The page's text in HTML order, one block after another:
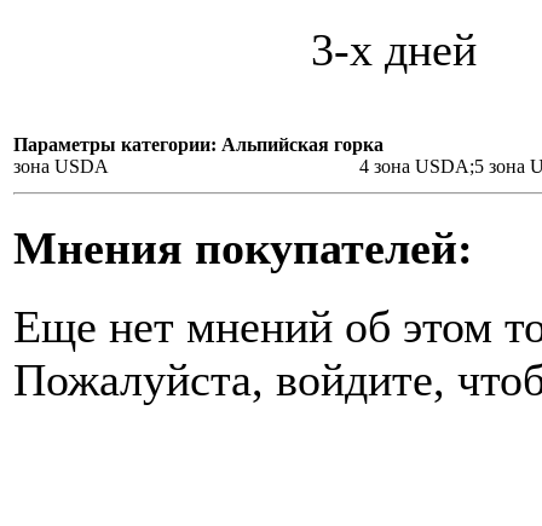
3-х дней
Параметры категории: Альпийская горка
зона USDA
4 зона USDA;5 зона
Мнения покупателей:
Еще нет мнений об этом
Пожалуйста, войдите,